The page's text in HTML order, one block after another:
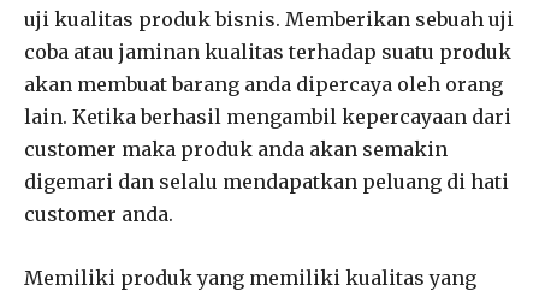
uji kualitas produk bisnis. Memberikan sebuah uji
coba atau jaminan kualitas terhadap suatu produk
akan membuat barang anda dipercaya oleh orang
lain. Ketika berhasil mengambil kepercayaan dari
customer maka produk anda akan semakin
digemari dan selalu mendapatkan peluang di hati
customer anda.
Memiliki produk yang memiliki kualitas yang